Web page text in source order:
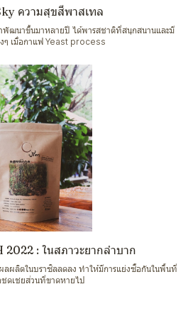
ความสุขสีพาสเทล
พัฒนาขึ้นมาหลายปี ได้พารสชาติที่สนุกสนานและมี
ๆ เมื่อกาแฟ Yeast process
: ในสภาวะยากลำบาก
ผลิตในบราซิลลดลง ทำให้มีการแย่งซื้อกันในพื้นที่
ชดเชยส่วนที่ขาดหายไป